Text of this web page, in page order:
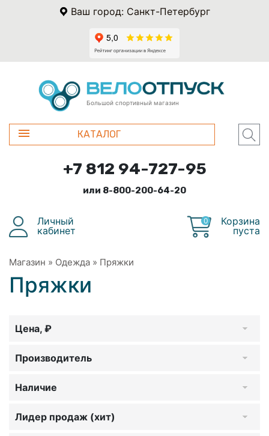
Ваш город: Санкт-Петербург
Большой спортивный магазин
КАТАЛОГ
+7 812 94-727-95
или 8-800-200-64-20
Личный
кабинет
0
Корзина
пуста
Магазин » Одежда » Пряжки
Пряжки
Цена, ₽
Производитель
Наличие
Лидер продаж (хит)